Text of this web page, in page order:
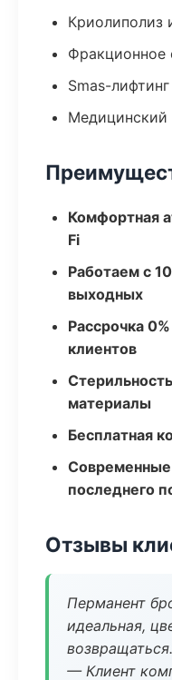
Криолиполиз
Smas-
Медицинский
Комфортная
Fi
Работаем с
выходных
Рассрочка
клиентов
материалы
Бесплатная
последнего
Отзывы
Перманент
идеальная,
возвращаться.
— Клиент